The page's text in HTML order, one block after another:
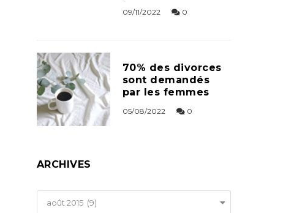
09/11/2022 0
70% des divorces
sont demandés
par les femmes
05/08/2022 0
ARCHIVES
Archives
août 2015 (9)